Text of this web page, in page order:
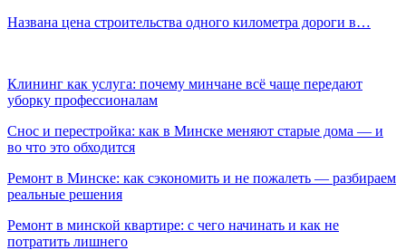
Названа цена строительства одного километра дороги в…
Клининг как услуга: почему минчане всё чаще передают
уборку профессионалам
Снос и перестройка: как в Минске меняют старые дома — и
во что это обходится
Ремонт в Минске: как сэкономить и не пожалеть — разбираем
реальные решения
Ремонт в минской квартире: с чего начинать и как не
потратить лишнего